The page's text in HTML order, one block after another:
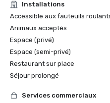
Installations
Accessible aux fauteuils
Animaux acceptés
Espace (privé)
Espace (semi-privé)
Restaurant sur place
Séjour prolongé
Services commerciaux